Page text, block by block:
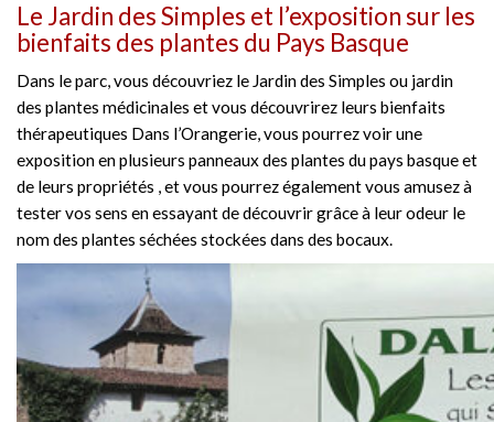
Le Jardin des Simples et l’exposition sur les
bienfaits des plantes du Pays Basque
Dans le parc, vous découvriez le Jardin des Simples ou jardin
des plantes médicinales et vous découvrirez leurs bienfaits
thérapeutiques Dans l’Orangerie, vous pourrez voir une
exposition en plusieurs panneaux des plantes du pays basque et
de leurs propriétés , et vous pourrez également vous amusez à
tester vos sens en essayant de découvrir grâce à leur odeur le
nom des plantes séchées stockées dans des bocaux.